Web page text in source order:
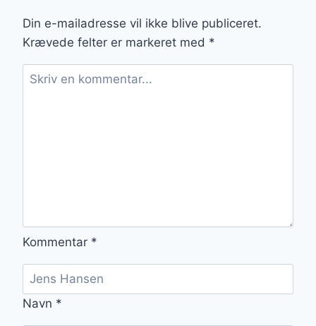
Din e-mailadresse vil ikke blive publiceret.
Krævede felter er markeret med *
Kommentar *
Navn *